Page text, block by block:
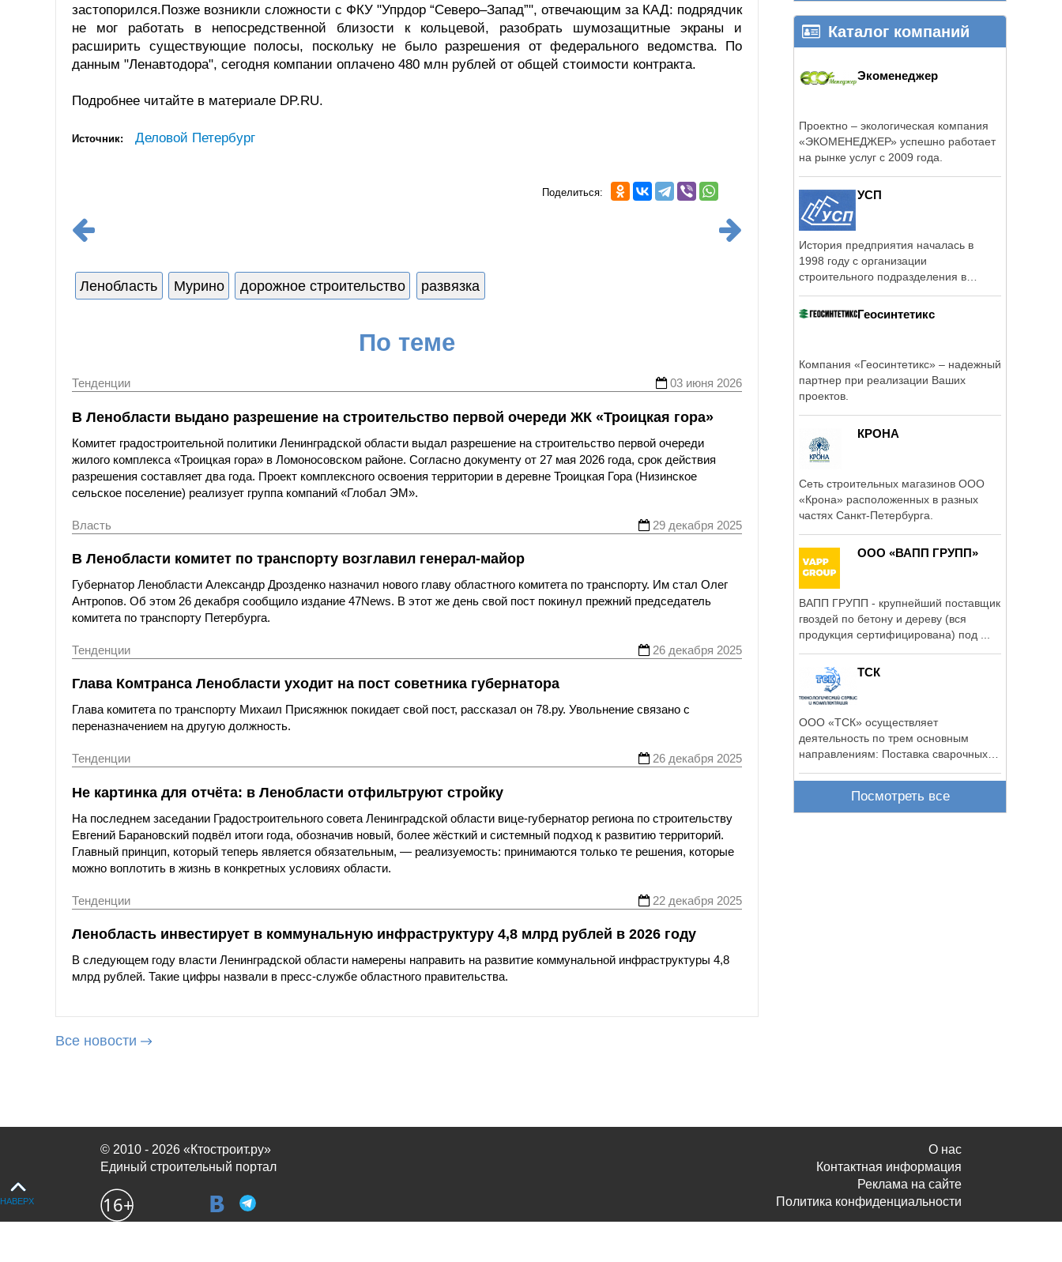
застопорился.Позже возникли сложности с ФКУ "Упрдор “Северо–Запад”", отвечающим за КАД: подрядчик
не мог работать в непосредственной близости к кольцевой, разобрать шумозащитные экраны и
расширить существующие полосы, поскольку не было разрешения от федерального ведомства. По
данным "Ленавтодора", сегодня компании оплачено 480 млн рублей от общей стоимости контракта.
Подробнее читайте в материале DP.RU.
Источник: Деловой Петербург
Поделиться:
Ленобласть Мурино дорожное строительство развязка
По теме
Тенденции 03 июня 2026
В Ленобласти выдано разрешение на строительство первой очереди ЖК «Троицкая гора»
Комитет градостроительной политики Ленинградской области выдал разрешение на строительство первой очереди
жилого комплекса «Троицкая гора» в Ломоносовском районе. Согласно документу от 27 мая 2026 года, срок действия
разрешения составляет два года. Проект комплексного освоения территории в деревне Троицкая Гора (Низинское
сельское поселение) реализует группа компаний «Глобал ЭМ».
Власть 29 декабря 2025
В Ленобласти комитет по транспорту возглавил генерал-майор
Губернатор Ленобласти Александр Дрозденко назначил нового главу областного комитета по транспорту. Им стал Олег
Антропов. Об этом 26 декабря сообщило издание 47News. В этот же день свой пост покинул прежний председатель
комитета по транспорту Петербурга.
Тенденции 26 декабря 2025
Глава Комтранса Ленобласти уходит на пост советника губернатора
Глава комитета по транспорту Михаил Присяжнюк покидает свой пост, рассказал он 78.ру. Увольнение связано с
переназначением на другую должность.
Тенденции 26 декабря 2025
Не картинка для отчёта: в Ленобласти отфильтруют стройку
На последнем заседании Градостроительного совета Ленинградской области вице-губернатор региона по строительству
Евгений Барановский подвёл итоги года, обозначив новый, более жёсткий и системный подход к развитию территорий.
Главный принцип, который теперь является обязательным, — реализуемость: принимаются только те решения, которые
можно воплотить в жизнь в конкретных условиях области.
Тенденции 22 декабря 2025
Ленобласть инвестирует в коммунальную инфраструктуру 4,8 млрд рублей в 2026 году
В следующем году власти Ленинградской области намерены направить на развитие коммунальной инфраструктуры 4,8
млрд рублей. Такие цифры назвали в пресс-службе областного правительства.
Все новости
Каталог компаний
Экоменеджер
Проектно – экологическая компания
«ЭКОМЕНЕДЖЕР» успешно работает
на рынке услуг с 2009 года.
УСП
История предприятия началась в
1998 году с организации
строительного подразделения в
Геосинтетикс
Компания «Геосинтетикс» – надежный
партнер при реализации Ваших
проектов.
КРОНА
Сеть строительных магазинов ООО
«Крона» расположенных в разных
частях Санкт-Петербурга.
ООО «ВАПП ГРУПП»
ВАПП ГРУПП - крупнейший поставщик
гвоздей по бетону и дереву (вся
продукция сертифицирована) под ...
ТСК
ООО «ТСК» осуществляет
деятельность по трем основным
направлениям: Поставка сварочных
Посмотреть все
© 2010 - 2026 «Ктостроит.ру»
Единый строительный портал
О нас
Контактная информация
Реклама на сайте
Политика конфиденциальности
НАВЕРХ